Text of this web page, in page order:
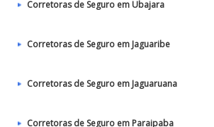
Corretoras de Seguro em Ubajara
Corretoras de Seguro em Jaguaribe
Corretoras de Seguro em Jaguaruana
Corretoras de Seguro em Paraipaba